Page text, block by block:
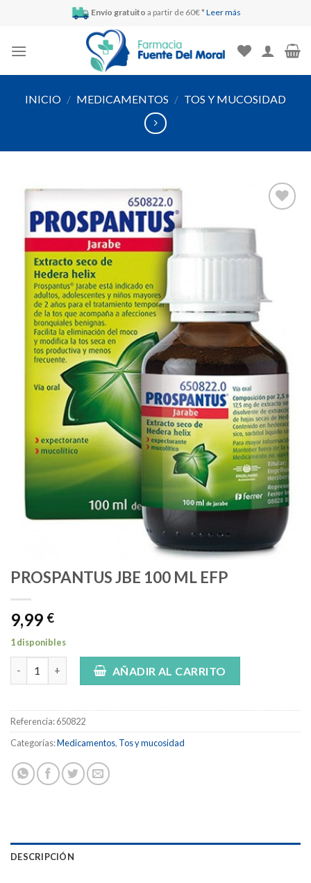
Envío gratuito a partir de 60€ * Leer más
INICIO / MEDICAMENTOS / TOS Y MUCOSIDAD
PROSPANTUS JBE 100 ML EFP
9,99 €
1 disponibles
PROSPANTUS JBE 100 ML EFP cantidad
AÑADIR AL CARRITO
Referencia:650822
Categorías:Medicamentos, Tos y mucosidad
DESCRIPCIÓN